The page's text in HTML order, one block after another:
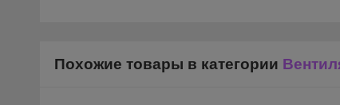
Похожие товары в категории